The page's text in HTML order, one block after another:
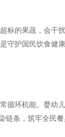
的果蔬，会干扰
护国民饮食健康
循环机能。婴幼
条，筑牢全民餐